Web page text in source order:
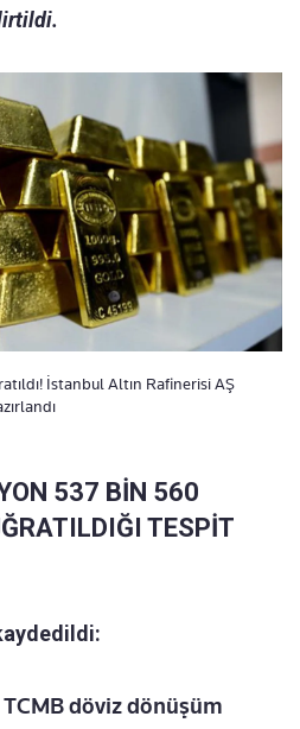
İstanbul Altın Rafinerisi AŞ
537 BİN 560
TESPİT
döviz dönüşüm